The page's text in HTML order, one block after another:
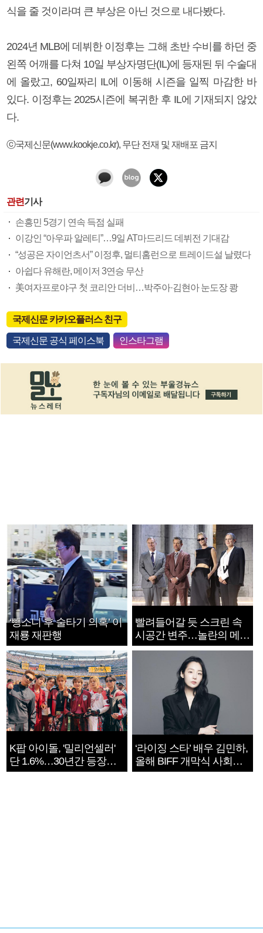
식을 줄 것이라며 큰 부상은 아닌 것으로 내다봤다.
2024년 MLB에 데뷔한 이정후는 그해 초반 수비를 하던 중
왼쪽 어깨를 다쳐 10일 부상자명단(IL)에 등재된 뒤 수술대
에 올랐고, 60일짜리 IL에 이동해 시즌을 일찍 마감한 바
있다. 이정후는 2025시즌에 복귀한 후 IL에 기재되지 않았
다.
ⓒ국제신문(www.kookje.co.kr), 무단 전재 및 재배포 금지
관련기사
손흥민 5경기 연속 득점 실패
이강인 “아우파 알레티”…9일 AT마드리드 데뷔전 기대감
“성공은 자이언츠서” 이정후, 멀티홈런으로 트레이드설 날렸다
아쉽다 유해란, 메이저 3연승 무산
美여자프로야구 첫 코리안 더비…박주아·김현아 눈도장 쾅
국제신문 카카오플러스 친구
국제신문 공식 페이스북 인스타그램
‘뺑소니 후 술타기 의혹’ 이
재룡 재판행
빨려들어갈 듯 스크린 속
시공간 변주…놀란의 메시
지는 ‘전쟁 속죄’
K팝 아이돌, '밀리언셀러'
단 1.6%…30년간 등장
1182개팀 전수조사
‘라이징 스타’ 배우 김민하,
올해 BIFF 개막식 사회자
확정